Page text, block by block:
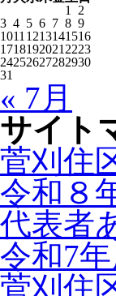
1
2
3 4 5 6 7 8 9
1011 1213141516
1718192021 2223
24252627282930
31
« 7月
サイト
菅刈住
令和８
代表者
令和7
菅刈住